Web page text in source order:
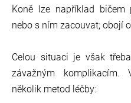
Koně lze například bičem
nebo s ním zacouvat; obojí
Celou situaci je však
závažným komplikacím.
několik metod léčby: